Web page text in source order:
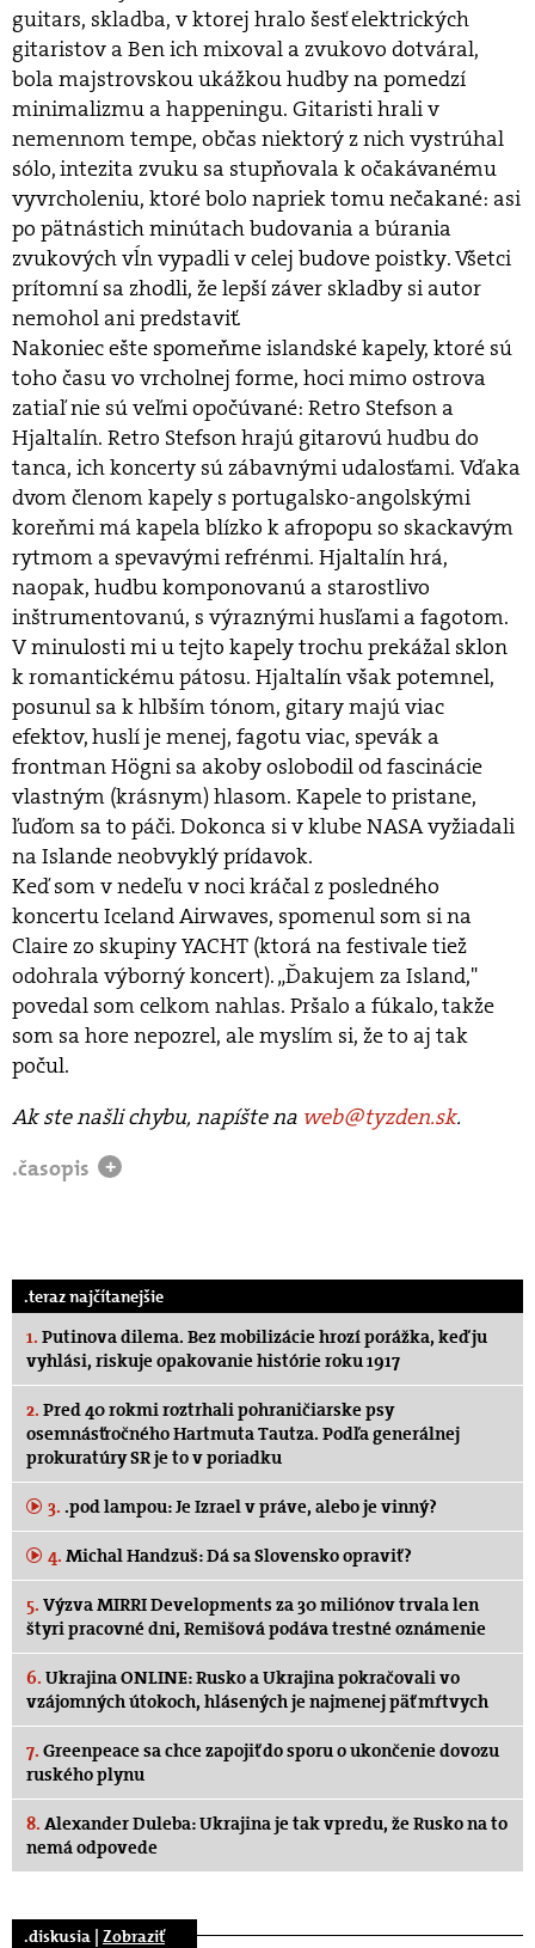
guitars, skladba, v ktorej hralo šesť elektrických
gitaristov a Ben ich mixoval a zvukovo dotváral,
bola majstrovskou ukážkou hudby na pomedzí
minimalizmu a happeningu. Gitaristi hrali v
nemennom tempe, občas niektorý z nich vystrúhal
sólo, intezita zvuku sa stupňovala k očakávanému
vyvrcholeniu, ktoré bolo napriek tomu nečakané: asi
po pätnástich minútach budovania a búrania
zvukových vĺn vypadli v celej budove poistky. Všetci
prítomní sa zhodli, že lepší záver skladby si autor
nemohol ani predstaviť.
Nakoniec ešte spomeňme islandské kapely, ktoré sú
toho času vo vrcholnej forme, hoci mimo ostrova
zatiaľ nie sú veľmi opočúvané: Retro Stefson a
Hjaltalín. Retro Stefson hrajú gitarovú hudbu do
tanca, ich koncerty sú zábavnými udalosťami. Vďaka
dvom členom kapely s portugalsko-angolskými
koreňmi má kapela blízko k afropopu so skackavým
rytmom a spevavými refrénmi. Hjaltalín hrá,
naopak, hudbu komponovanú a starostlivo
inštrumentovanú, s výraznými husľami a fagotom.
V minulosti mi u tejto kapely trochu prekážal sklon
k romantickému pátosu. Hjaltalín však potemnel,
posunul sa k hlbším tónom, gitary majú viac
efektov, huslí je menej, fagotu viac, spevák a
frontman Högni sa akoby oslobodil od fascinácie
vlastným (krásnym) hlasom. Kapele to pristane,
ľuďom sa to páči. Dokonca si v klube NASA vyžiadali
na Islande neobvyklý prídavok.
Keď som v nedeľu v noci kráčal z posledného
koncertu Iceland Airwaves, spomenul som si na
Claire zo skupiny YACHT (ktorá na festivale tiež
odohrala výborný koncert). „Ďakujem za Island,"
povedal som celkom nahlas. Pršalo a fúkalo, takže
som sa hore nepozrel, ale myslím si, že to aj tak
počul.
Ak ste našli chybu, napíšte na web@tyzden.sk.
.časopis
+
.teraz najčítanejšie
1. Putinova dilema. Bez mobilizácie hrozí porážka, keď ju
vyhlási, riskuje opakovanie histórie roku 1917
2. Pred 40 rokmi roztrhali pohraničiarske psy
osemnásťročného Hartmuta Tautza. Podľa generálnej
prokuratúry SR je to v poriadku
3. .pod lampou: Je Izrael v práve, alebo je vinný?
4. Michal Handzuš: Dá sa Slovensko opraviť?
5. Výzva MIRRI Developments za 30 miliónov trvala len
štyri pracovné dni, Remišová podáva trestné oznámenie
6. Ukrajina ONLINE: Rusko a Ukrajina pokračovali vo
vzájomných útokoch, hlásených je najmenej päť mŕtvych
7. Greenpeace sa chce zapojiť do sporu o ukončenie dovozu
ruského plynu
8. Alexander Duleba: Ukrajina je tak vpredu, že Rusko na to
nemá odpovede
.diskusia | Zobraziť